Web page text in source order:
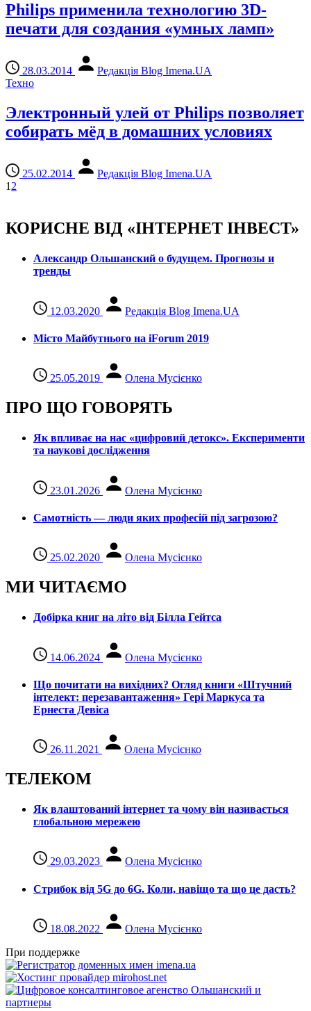
Philips применила технологию 3D-
печати для создания «умных ламп»
28.03.2014
Редакція Blog Imena.UA
Техно
Электронный улей от Philips позволяет
собирать мёд в домашних условиях
25.02.2014
Редакція Blog Imena.UA
1 2
КОРИСНЕ ВІД «ІНТЕРНЕТ ІНВЕСТ»
Александр Ольшанский о будущем. Прогнозы и
тренды
12.03.2020 Редакція Blog Imena.UA
Місто Майбутнього на iForum 2019
25.05.2019 Олена Мусієнко
ПРО ЩО ГОВОРЯТЬ
Як впливає на нас «цифровий детокс». Експерименти
та наукові дослідження
23.01.2026 Олена Мусієнко
Самотність — люди яких професій під загрозою?
25.02.2020 Олена Мусієнко
МИ ЧИТАЄМО
Добірка книг на літо від Білла Гейтса
14.06.2024 Олена Мусієнко
Що почитати на вихідних? Огляд книги «Штучний
інтелект: перезавантаження» Гері Маркуса та
Ернеста Девіса
26.11.2021 Олена Мусієнко
ТЕЛЕКОМ
Як влаштований інтернет та чому він називається
глобальною мережею
29.03.2023 Олена Мусієнко
Стрибок від 5G до 6G. Коли, навіщо та що це даcть?
18.08.2022
Олена Мусієнко
При поддержке